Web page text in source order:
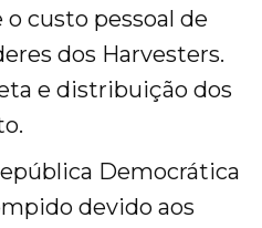
custo pessoal de
dos Harvesters.
e distribuição dos
Democrática
devido aos